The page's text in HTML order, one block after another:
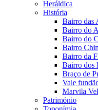
Heráldica
História
Bairro das
Bairro do
Bairro do
Bairro
Bairro da
Bairro dos
Braço de
Vale
Marvila
Património